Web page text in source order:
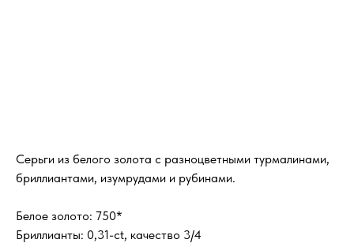
Серьги из белого золота с разноцветными турмалинами,
бриллиантами, изумрудами и рубинами.
Белое золото: 750*
Бриллианты: 0,31-ct, качество 3/4